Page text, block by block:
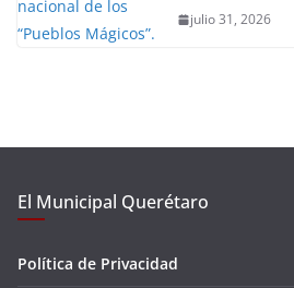
julio 31, 2026
El Municipal Querétaro
Política de Privacidad